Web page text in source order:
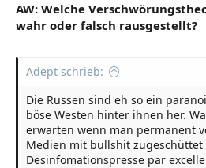
AW: Welche
wahr oder falsch rausgestellt?
Adept schrieb:
Die Russen sind eh so ein
böse Westen hinter ihnen her.
erwarten wenn man permanent
Medien mit bullshit zugeschüttet
Desinfomationspresse par